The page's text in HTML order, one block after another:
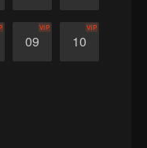
09
VIP
10
VIP